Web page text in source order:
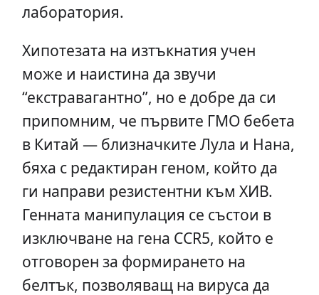
лаборатория.
Хипотезата на изтъкнатия учен
може и наистина да звучи
“екстравагантно”, но е добре да си
припомним, че първите ГМО бебета
в Китай — близначките Лула и Нана,
бяха с редактиран геном, който да
ги направи резистентни към ХИВ.
Генната манипулация се състои в
изключване на гена CCR5, който е
отговорен за формирането на
белтък, позволяващ на вируса да